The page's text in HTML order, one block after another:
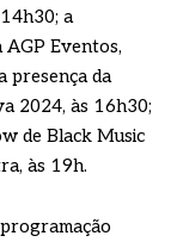
a
Eventos,
presença da
2024, às 16h30;
de Black Music
às 19h.